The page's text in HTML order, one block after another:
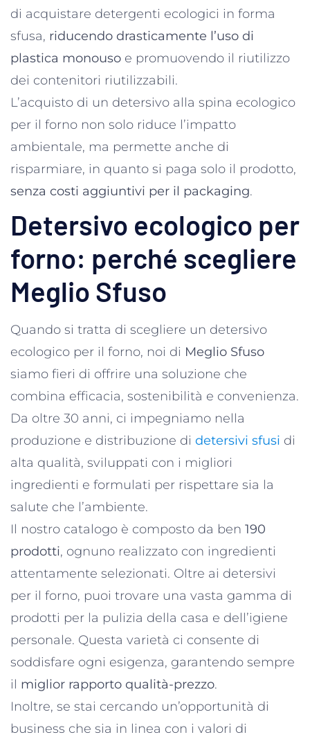
di acquistare detergenti ecologici in forma
sfusa, riducendo drasticamente l’uso di
plastica monouso e promuovendo il riutilizzo
dei contenitori riutilizzabili.
L’acquisto di un detersivo alla spina ecologico
per il forno non solo riduce l’impatto
ambientale, ma permette anche di
risparmiare, in quanto si paga solo il prodotto,
senza costi aggiuntivi per il packaging.
Detersivo ecologico per
forno: perché scegliere
Meglio Sfuso
Quando si tratta di scegliere un detersivo
ecologico per il forno, noi di Meglio Sfuso
siamo fieri di offrire una soluzione che
combina efficacia, sostenibilità e convenienza.
Da oltre 30 anni, ci impegniamo nella
produzione e distribuzione di detersivi sfusi di
alta qualità, sviluppati con i migliori
ingredienti e formulati per rispettare sia la
salute che l’ambiente.
Il nostro catalogo è composto da ben 190
prodotti, ognuno realizzato con ingredienti
attentamente selezionati. Oltre ai detersivi
per il forno, puoi trovare una vasta gamma di
prodotti per la pulizia della casa e dell’igiene
personale. Questa varietà ci consente di
soddisfare ogni esigenza, garantendo sempre
il miglior rapporto qualità-prezzo​.
Inoltre, se stai cercando un’opportunità di
business che sia in linea con i valori di